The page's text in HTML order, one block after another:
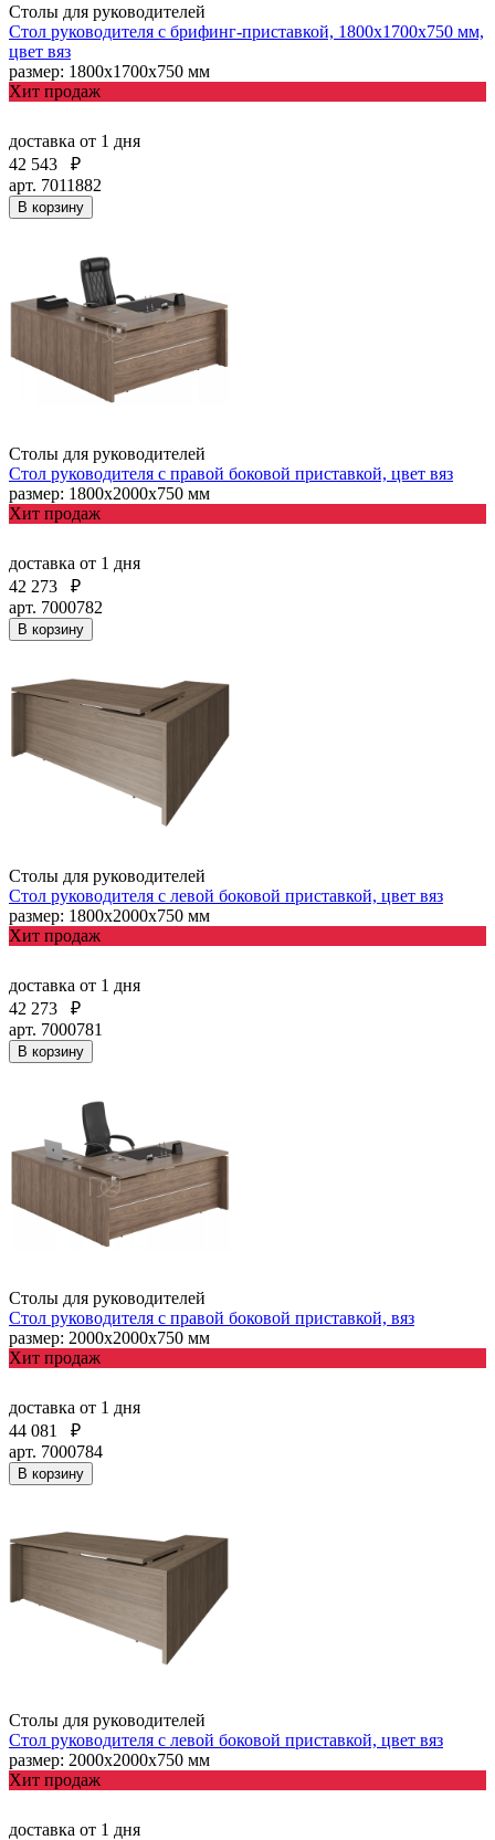
Столы для руководителей
Стол руководителя с брифинг-приставкой, 1800х1700х750 мм,
цвет вяз
размер: 1800х1700х750 мм
Хит продаж
доставка от 1 дня
42 543
₽
арт. 7011882
В корзину
Столы для руководителей
Стол руководителя с правой боковой приставкой, цвет вяз
размер: 1800х2000х750 мм
Хит продаж
доставка от 1 дня
42 273
₽
арт. 7000782
В корзину
Столы для руководителей
Стол руководителя с левой боковой приставкой, цвет вяз
размер: 1800х2000х750 мм
Хит продаж
доставка от 1 дня
42 273
₽
арт. 7000781
В корзину
Столы для руководителей
Стол руководителя с правой боковой приставкой, вяз
размер: 2000х2000х750 мм
Хит продаж
доставка от 1 дня
44 081
₽
арт. 7000784
В корзину
Столы для руководителей
Стол руководителя с левой боковой приставкой, цвет вяз
размер: 2000х2000х750 мм
Хит продаж
доставка от 1 дня